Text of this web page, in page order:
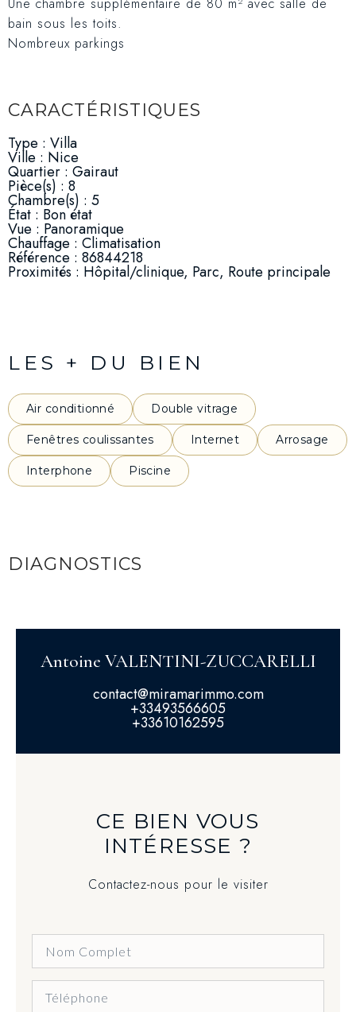
bain sous les toits.
Nombreux parkings
CARACTÉRISTIQUES
Type : Villa
Ville : Nice
Quartier : Gairaut
Pièce(s) : 8
Chambre(s) : 5
État : Bon état
Vue : Panoramique
Chauffage : Climatisation
Référence : 86844218
Proximités : Hôpital/clinique, Parc, Route principale
LES + DU BIEN
Air conditionné Double vitrage
Fenêtres coulissantes Internet Arrosage
Interphone Piscine
DIAGNOSTICS
Antoine VALENTINI-ZUCCARELLI
contact@miramarimmo.com
+33493566605
+33610162595
CE BIEN VOUS
INTÉRESSE ?
Contactez-nous pour le visiter